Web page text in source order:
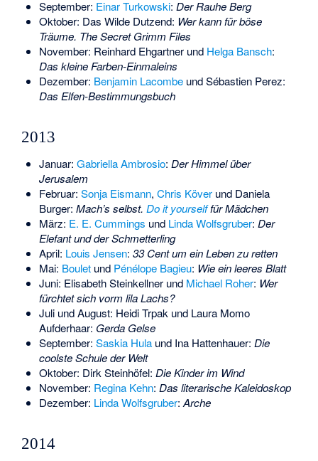
September: Einar Turkowski: Der Rauhe Berg
Oktober: Das Wilde Dutzend: Wer kann für böse
Träume. The Secret Grimm Files
November: Reinhard Ehgartnerund Helga Bansch:
Das kleine Farben-Einmaleins
Dezember: Benjamin LacombeundSébastien Perez:
Das Elfen-Bestimmungsbuch
2013
Januar: Gabriella Ambrosio: Der Himmel über
Jerusalem
Februar: Sonja Eismann, Chris Köverund Daniela
Burger: Mach’s selbst. Do it yourselffür Mädchen
März: E. E. Cummings und Linda Wolfsgruber: Der
Elefant und der Schmetterling
April: Louis Jensen: 33 Cent um ein Leben zu retten
Mai: Bouletund Pénélope Bagieu: Wie ein leeres Blatt
Juni: Elisabeth Steinkellnerund Michael Roher: Wer
fürchtet sich vorm lila Lachs?
Juli und August: Heidi Trpak und Laura Momo
Aufderhaar: Gerda Gelse
September: Saskia Hulaund Ina Hattenhauer: Die
coolste Schule der Welt
Oktober: Dirk Steinhöfel: Die Kinder im Wind
November: Regina Kehn: Das literarische Kaleidoskop
Dezember: Linda Wolfsgruber: Arche
2014